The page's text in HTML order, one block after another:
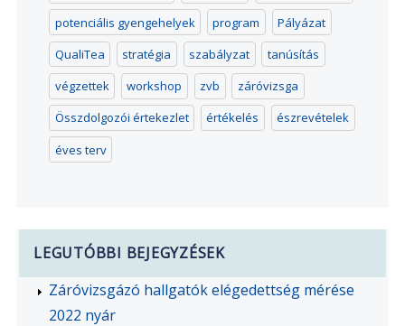
potenciális gyengehelyek
program
Pályázat
QualiTea
stratégia szabályzat
tanúsítás
végzettek
workshop zvb
záróvizsga
Összdolgozói értekezlet
értékelés
észrevételek
éves terv
LEGUTÓBBI BEJEGYZÉSEK
Záróvizsgázó hallgatók elégedettség mérése
2022 nyár